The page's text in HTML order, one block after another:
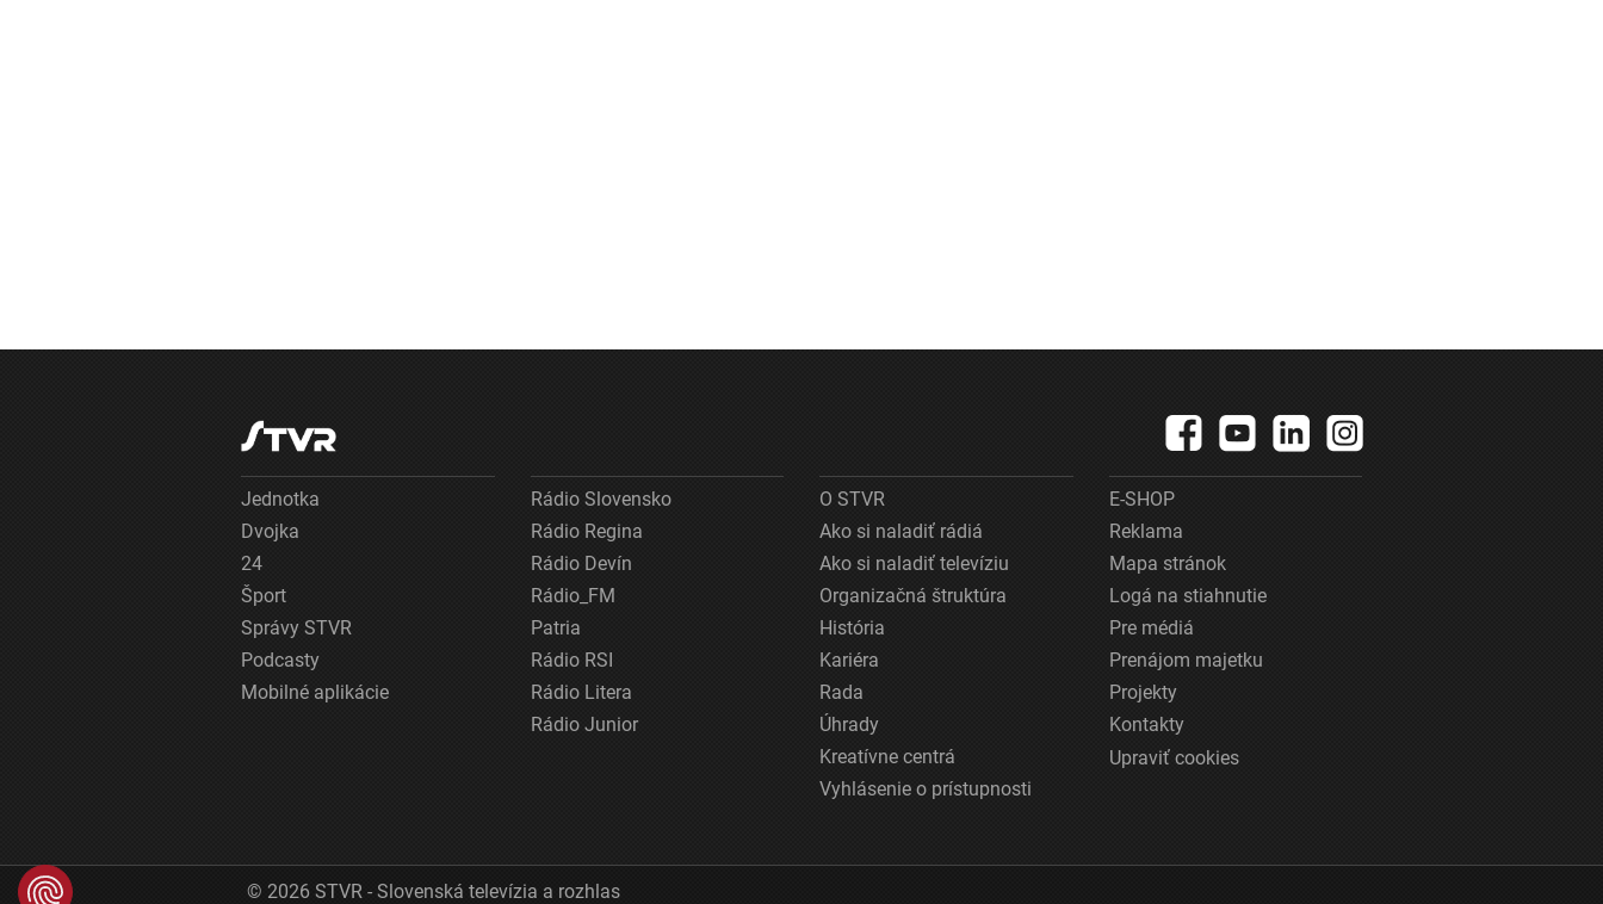
Jednotka
Dvojka
24
Šport
Správy STVR
Podcasty
Mobilné aplikácie
Rádio Slovensko
Rádio Regina
Rádio Devín
Rádio_FM
Patria
Rádio RSI
Rádio Litera
Rádio Junior
O STVR
Ako si naladiť rádiá
Ako si naladiť televíziu
Organizačná štruktúra
História
Kariéra
Rada
Úhrady
Kreatívne centrá
Vyhlásenie o prístupnosti
E-SHOP
Reklama
Mapa stránok
Logá na stiahnutie
Pre médiá
Prenájom majetku
Projekty
Kontakty
Upraviť cookies
© 2026 STVR - Slovenská televízia a rozhlas